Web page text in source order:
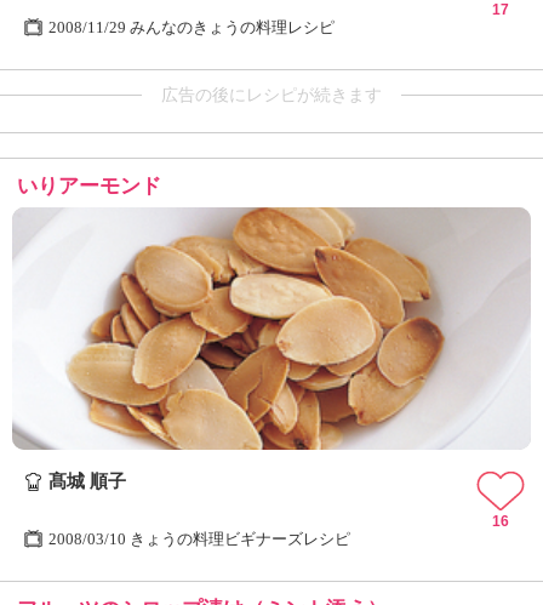
2008/11/29 みんなのきょうの料理レシピ
17
広告の後にレシピが続きます
いりアーモンド
髙城 順子
2008/03/10 きょうの料理ビギナーズレシピ
16